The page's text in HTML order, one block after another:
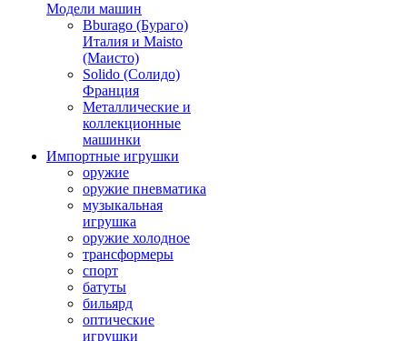
Модели машин
Bburago (Бураго)
Италия и Maisto
(Маисто)
Solido (Солидо)
Франция
Металлические и
коллекционные
машинки
Импортные игрушки
оружие
оружие пневматика
музыкальная
игрушка
оружие холодное
трансформеры
спорт
батуты
бильярд
оптические
игрушки